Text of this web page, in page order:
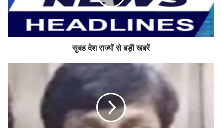
खबरें
सुबह देश राज्यों से बड़ी खबरें
यूपी
के
इस